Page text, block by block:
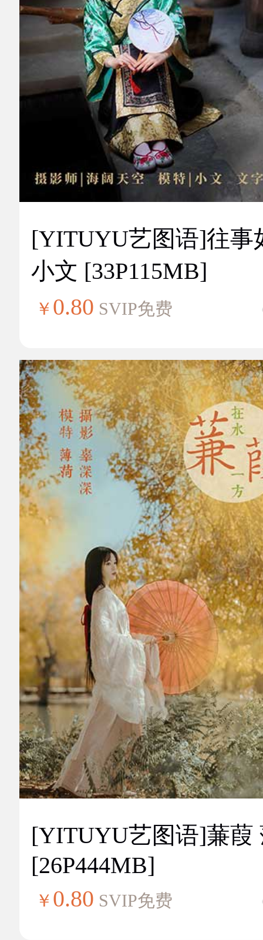
[YITUYU艺图语]往事
小文 [33P115MB]
￥ 0.80 SVIP免费
[YITUYU艺图语]蒹葭
[26P444MB]
￥ 0.80 SVIP免费